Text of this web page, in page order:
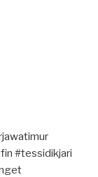
#tessidikjari